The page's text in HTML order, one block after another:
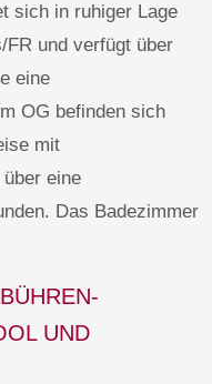
sich in ruhiger Lage
FR und verfügt über
eine
OG befinden sich
mit
eine
Das Badezimmer
UND